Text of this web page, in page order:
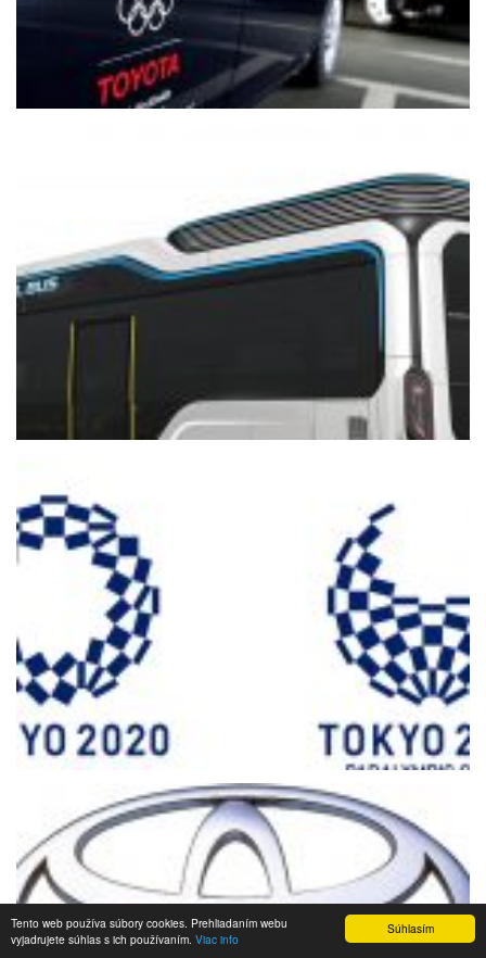
Súhlasím
Tento web používa súbory cookies. Prehliadaním webu
vyjadrujete súhlas s ich používaním. Viac info